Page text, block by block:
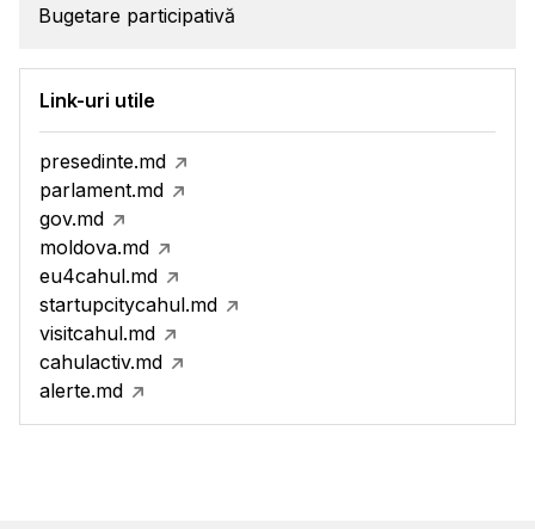
Bugetare participativă
Link-uri utile
presedinte.md
parlament.md
gov.md
moldova.md
eu4cahul.md
startupcitycahul.md
visitcahul.md
cahulactiv.md
alerte.md